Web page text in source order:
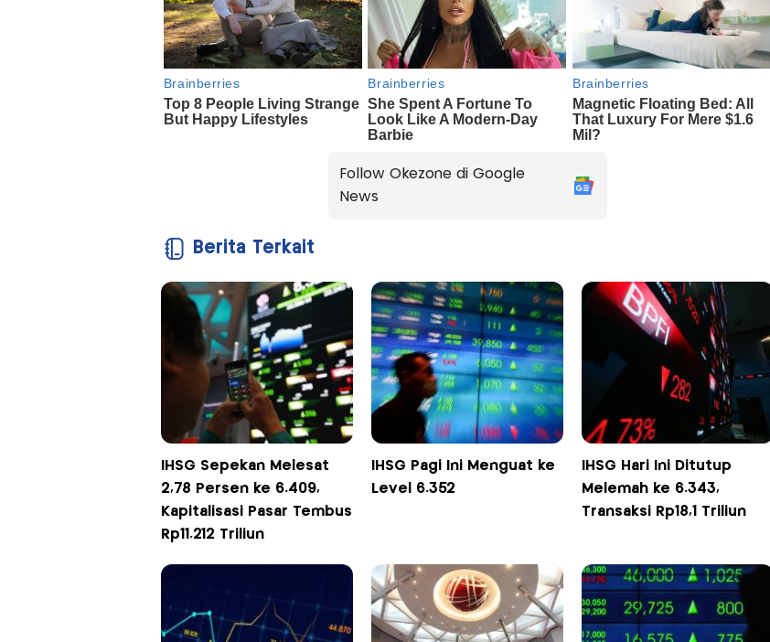
Follow Okezone di Google
News
Berita Terkait
IHSG Sepekan Melesat
2,78 Persen ke 6.409,
Kapitalisasi Pasar Tembus
Rp11.212 Triliun
IHSG Pagi Ini Menguat ke
Level 6.352
IHSG Hari Ini Ditutup
Melemah ke 6.343,
Transaksi Rp18,1 Triliun